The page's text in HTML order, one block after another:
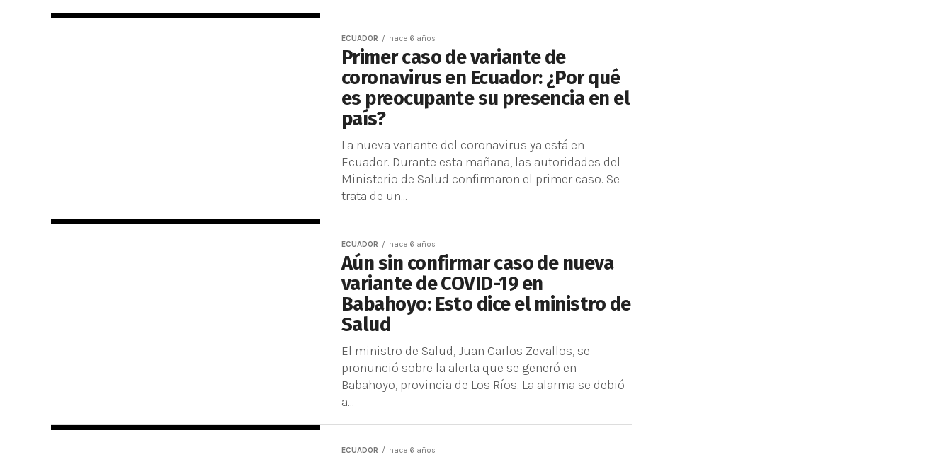
ECUADOR hace 6 años
Primer caso de variante de
coronavirus en Ecuador: ¿Por qué
es preocupante su presencia en el
país?
La nueva variante del coronavirus ya está en
Ecuador. Durante esta mañana, las autoridades del
Ministerio de Salud confirmaron el primer caso. Se
trata de un...
ECUADOR hace 6 años
Aún sin confirmar caso de nueva
variante de COVID-19 en
Babahoyo: Esto dice el ministro de
Salud
El ministro de Salud, Juan Carlos Zevallos, se
pronunció sobre la alerta que se generó en
Babahoyo, provincia de Los Ríos. La alarma se debió
a...
ECUADOR hace 6 años